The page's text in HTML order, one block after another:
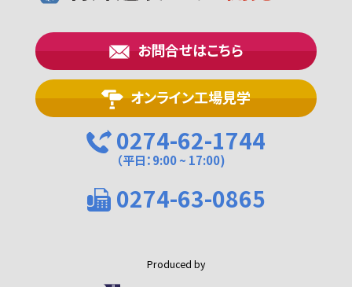
お問合せはこちら
オンライン工場見学
0274-62-1744
（平日：9:00 ~ 17:00)
0274-63-0865
Produced by